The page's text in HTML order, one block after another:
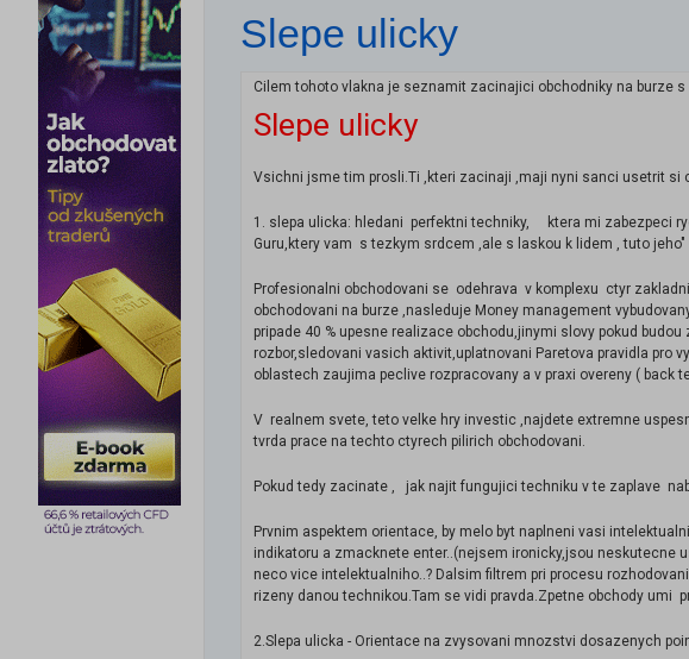
Slepe ulicky
Cilem tohoto vlakna je seznamit zacinajici obchodniky na burze
Slepe ulicky
Vsichni jsme tim prosli.Ti ,kteri zacinaji ,maji nyni sanci usetrit
1. slepa ulicka: hledani perfektni techniky, ktera mi zabezpeci
Guru,ktery vam s tezkym srdcem ,ale s laskou k lidem , tuto
Profesionalni obchodovani se odehrava v komplexu ctyr
obchodovani na burze ,nasleduje Money management
pripade 40 % upesne realizace obchodu,jinymi slovy pokud
rozbor,sledovani vasich aktivit,uplatnovani Paretova pravidla pro
oblastech zaujima peclive rozpracovany a v praxi overeny ( back
V realnem svete, teto velke hry investic ,najdete extremne
tvrda prace na techto ctyrech pilirich obchodovani.
Pokud tedy zacinate , jak najit fungujici techniku v te zaplave
Prvnim aspektem orientace, by melo byt naplneni vasi
indikatoru a zmacknete enter..(nejsem ironicky,jsou
neco vice intelektualniho..? Dalsim filtrem pri procesu
rizeny danou technikou.Tam se vidi pravda.Zpetne obchody umi
2.Slepa ulicka - Orientace na zvysovani mnozstvi dosazenych